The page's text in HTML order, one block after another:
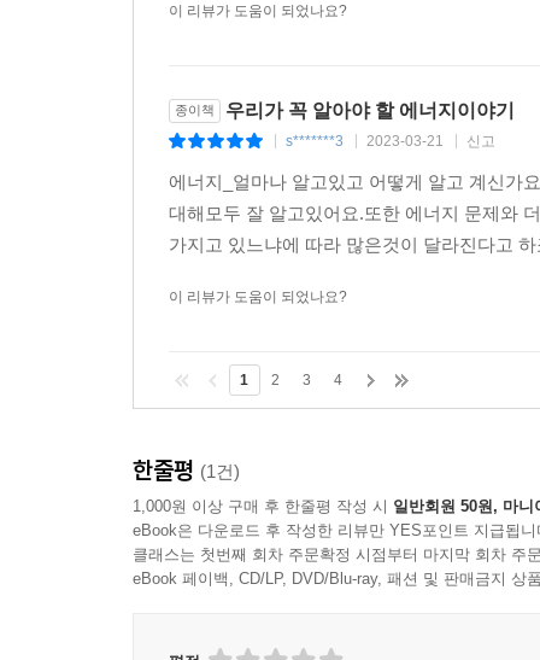
이 리뷰가 도움이 되었나요?
종이책 우리가 꼭 알아야 할 에너지이야기
s*******3 2023-03-21 신고
에너지_얼마나 알고있고 어떻게 알고 계신가
대해모두 잘 알고있어요.또한 에너지 문제와
가지고 있느냐에 따라 많은것이 달라진다고
이 리뷰가 도움이 되었나요?
1 2 3 4
한줄평 (1건)
1,000원 이상 구매 후 한줄평 작성 시 일반회원 50원, 마니
eBook은 다운로드 후 작성한 리뷰만 YES포인트 지급됩니
클래스는 첫번째 회차 주문확정 시점부터 마지막 회차 주
eBook 페이백, CD/LP, DVD/Blu-ray, 패션 및 판매금지 상